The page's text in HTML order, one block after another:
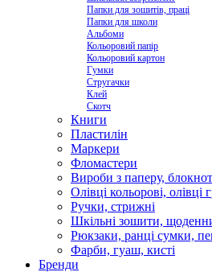
Папки для зошитів, праці
Папки для школи
Альбоми
Кольоровий папір
Кольоровий картон
Гумки
Стругачки
Клей
Скотч
Книги
Пластилін
Маркери
Фломастери
Вироби з паперу,
Олівці кольорові, олівці
Ручки, стрижні
Шкільні зошити,
Рюкзаки, ранці сумки,
Фарби, гуаш, кисті
Бренди